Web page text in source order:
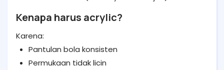
Kenapa harus acrylic?
Karena:
Pantulan bola konsisten
Permukaan tidak licin